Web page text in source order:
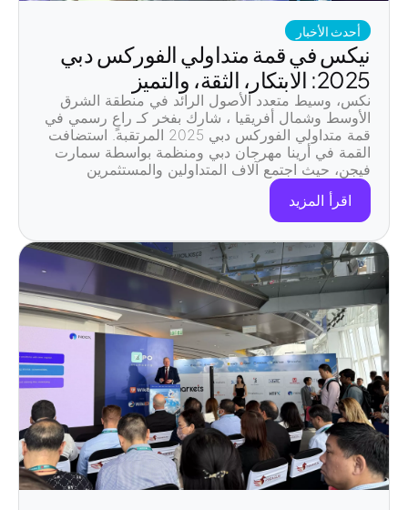
أحدث الأخبار
نيكس في قمة متداولي الفوركس دبي
2025: الابتكار، الثقة، والتميز
نكس، وسيط متعدد الأصول الرائد في منطقة الشرق
الأوسط وشمال أفريقيا ، شارك بفخر كـ راعٍ رسمي في
قمة متداولي الفوركس دبي 2025
المرتقبة. استضافت
القمة في أرينا مهرجان دبي ومنظمة بواسطة سمارت
فيجن، حيث اجتمع آلاف المتداولين والمستثمرين
والمتخصصين في التكنولوجيا المالية
لاستكشاف مستقبل الأسواق المالية.
اقرأ المزيد